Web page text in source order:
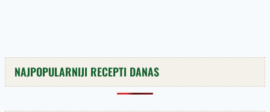
NAJPOPULARNIJI RECEPTI DANAS